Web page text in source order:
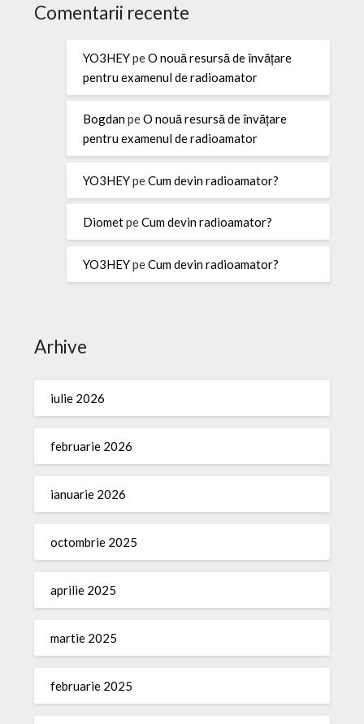
Comentarii recente
YO3HEYpeO nouă resursă de învățare
pentru examenul de radioamator
BogdanpeO nouă resursă de învățare
pentru examenul de radioamator
YO3HEYpeCum devin radioamator?
DiometpeCum devin radioamator?
YO3HEYpeCum devin radioamator?
Arhive
iulie 2026
februarie 2026
ianuarie 2026
octombrie 2025
aprilie 2025
martie 2025
februarie 2025